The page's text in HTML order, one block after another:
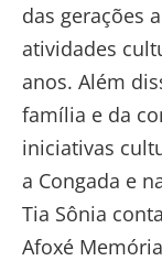
das gerações
atividades
anos. Além
família e da
iniciativas
a Congada e
Tia Sônia
Afoxé